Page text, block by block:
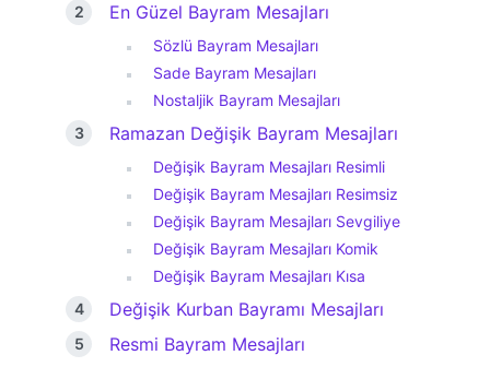
En Güzel Bayram Mesajları
Sözlü Bayram Mesajları
Sade Bayram Mesajları
Nostaljik Bayram Mesajları
Ramazan Değişik Bayram Mesajları
Değişik Bayram Mesajları Resimli
Değişik Bayram Mesajları Resimsiz
Değişik Bayram Mesajları Sevgiliye
Değişik Bayram Mesajları Komik
Değişik Bayram Mesajları Kısa
Değişik Kurban Bayramı Mesajları
Resmi Bayram Mesajları